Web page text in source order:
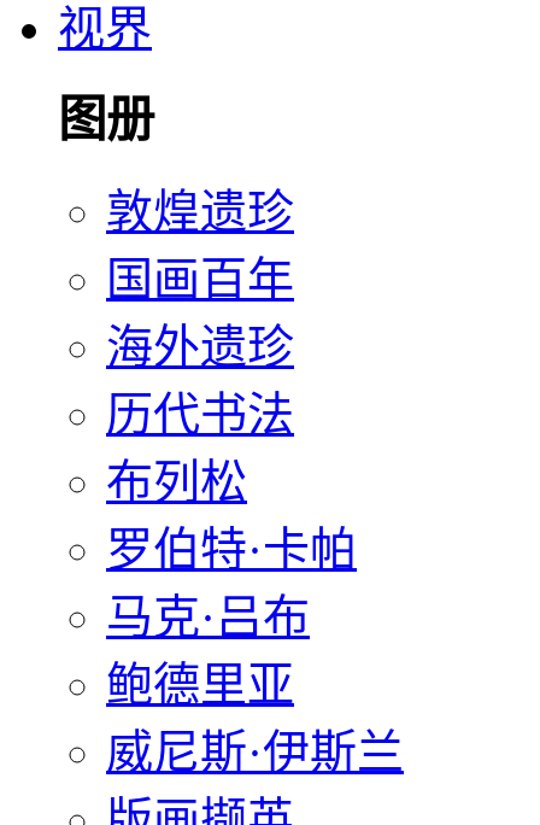
视界
图册
敦煌遗珍
国画百年
海外遗珍
历代书法
布列松
罗伯特·卡帕
马克·吕布
鲍德里亚
威尼斯·伊斯兰